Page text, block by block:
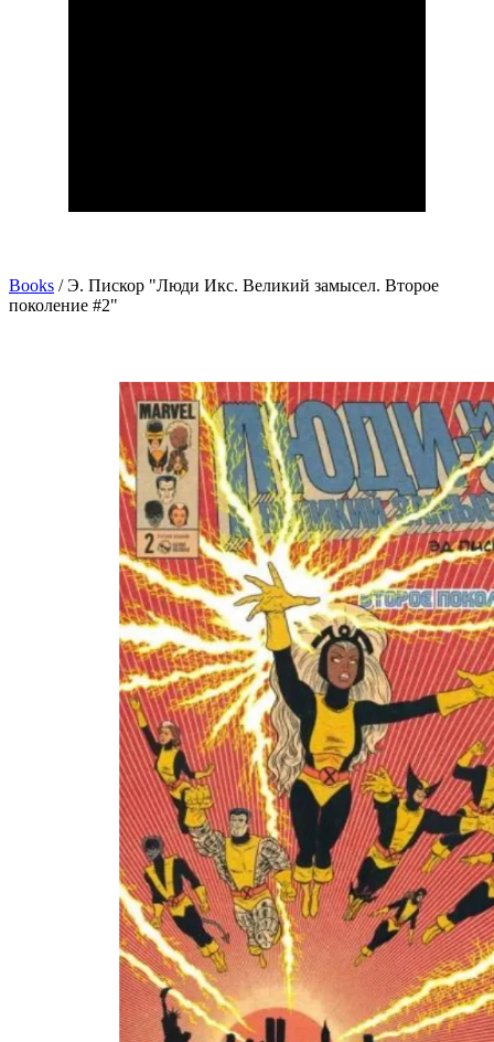
Books / Э. Пискор "Люди Икс. Великий замысел. Второе
поколение #2"